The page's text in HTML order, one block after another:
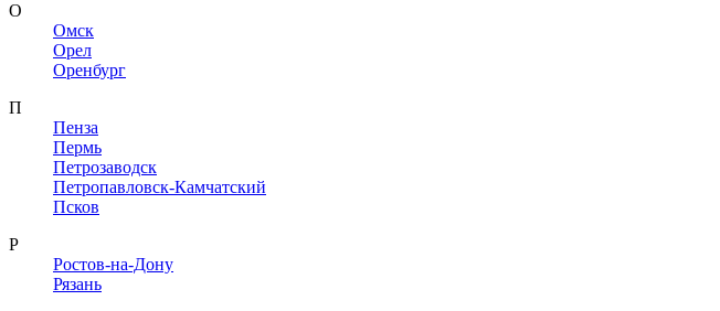
О
Омск
Орел
Оренбург
П
Пенза
Пермь
Петрозаводск
Петропавловск-Камчатский
Псков
Р
Ростов-на-Дону
Рязань